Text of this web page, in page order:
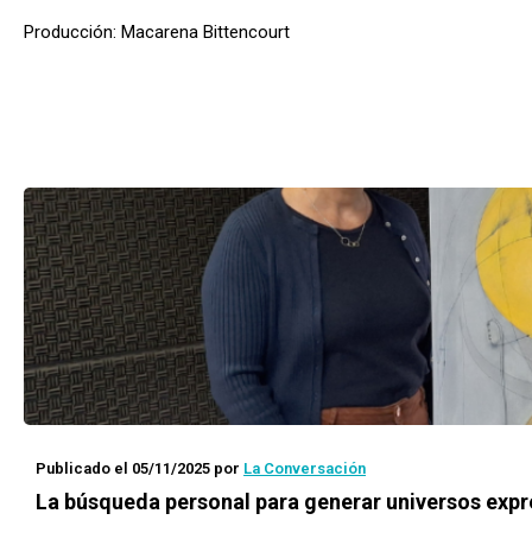
Producción: Macarena Bittencourt
Publicado el 05/11/2025 por La Conversación
La búsqueda personal para generar universos